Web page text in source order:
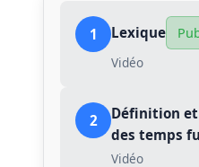
1 Lexique
Vidéo
2
Définition
des temps
Vidéo